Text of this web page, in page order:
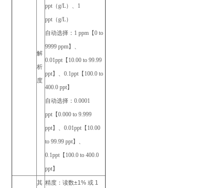
解
析
度
ppt（g/L）、1
ppt（g/L）
自动选择： 1 ppm【0 to
9999 ppm】、
0.01ppt【10.00 to 99.99
ppt】、0.1ppt【100.0 to
400.0 ppt】
自动选择： 0.0001
ppt【0.000 to 9.999
ppt】、0.01ppt【10.00
to 99.99 ppt】、
0.1ppt【100.0 to 400.0
ppt】
其 精度：读数±1% 或 1